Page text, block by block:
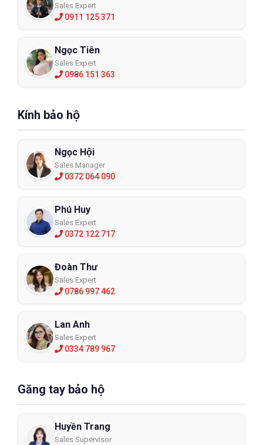
Sales Expert
0911 125 371
Ngọc Tiên
Sales Expert
0986 151 363
Kính bảo hộ
Ngọc Hội
Sales Manager
0372 064 090
Phú Huy
Sales Expert
0372 122 717
Đoàn Thư
Sales Expert
0786 997 462
Lan Anh
Sales Expert
0334 789 967
Găng tay bảo hộ
Huyền Trang
Sales Supervisor